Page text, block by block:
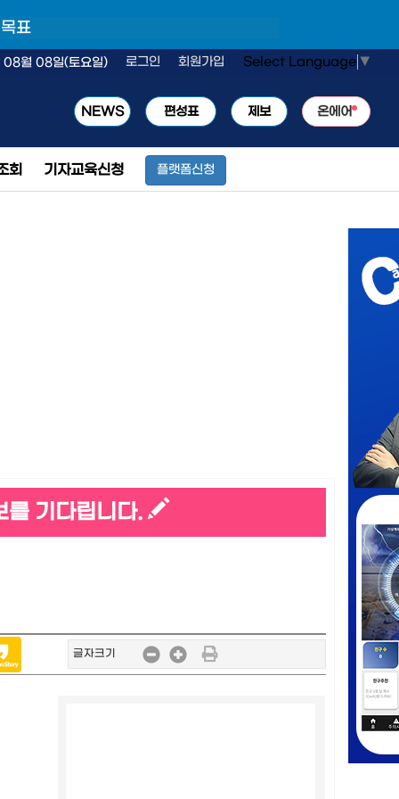
표
월 08일(토요일) 로그인 회원가입 Select Language ▼
NEWS 편성표 제보 온에어
회 기자교육신청 플랫폼신청
기다립니다.
글자크기